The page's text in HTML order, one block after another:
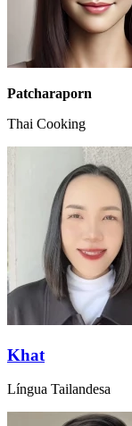
Patcharaporn
Thai Cooking
Khat
Língua Tailandesa